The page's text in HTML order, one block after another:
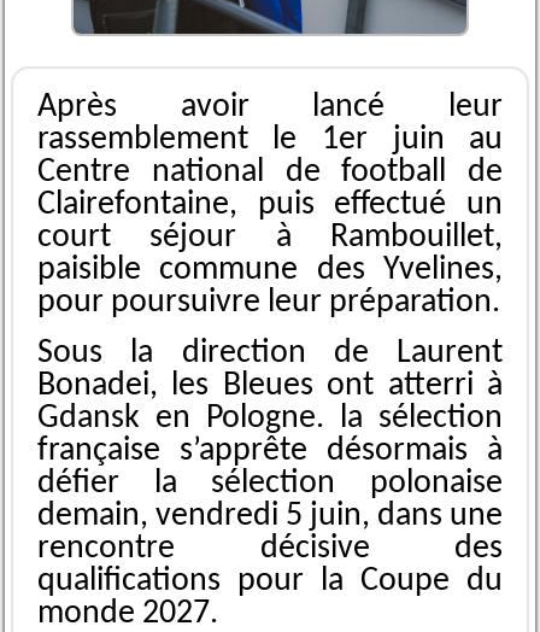
Après avoir lancé leur
rassemblement le 1er juin au
Centre national de football de
Clairefontaine, puis effectué un
court séjour à Rambouillet,
paisible commune des Yvelines,
pour poursuivre leur préparation.
Sous la direction de Laurent
Bonadei, les Bleues ont atterri à
Gdansk en Pologne. la sélection
française s’apprête désormais à
défier la sélection polonaise
demain, vendredi 5 juin, dans une
rencontre décisive des
qualifications pour la Coupe du
monde 2027.